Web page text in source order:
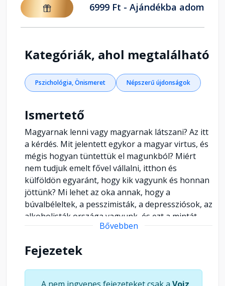
6999 Ft - Ajándékba adom
Kategóriák, ahol megtalálható
Pszichológia, Önismeret Népszerű újdonságok
Ismertető
Magyarnak lenni vagy magyarnak látszani? Az itt
a kérdés. Mit jelentett egykor a magyar virtus, és
mégis hogyan tüntettük el magunkból? Miért
nem tudjuk emelt fővel vállalni, itthon és
külföldön egyaránt, hogy kik vagyunk és honnan
jöttünk? Mi lehet az oka annak, hogy a
búvalbéleltek, a pesszimisták, a depressziósok, az
alkoholisták országa vagyunk, és ezt a mintát
veszik át tőlünk a gyerekeink is? Miért vagyunk
tehetünk azért, hogy ne maradjunk azok? Ilyen és
Bővebben
Fejezetek
A nem ingyenes fejezeteket csak a Voiz